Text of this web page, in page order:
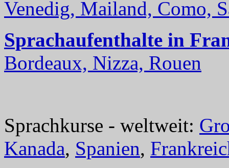
Venedig, Mailand, Como,
Sprachaufenthalte in
Bordeaux, Nizza, Rouen
Sprachkurse - weltweit:
Kanada, Spanien,